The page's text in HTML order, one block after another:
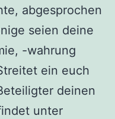
abgesprochen
seien deine
-wahrung
ein euch
deinen
unter